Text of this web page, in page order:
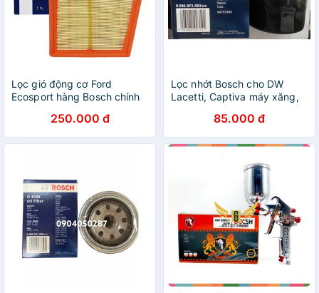
Lọc gió động cơ Ford
Ecosport hàng Bosch chính
250.000 đ
Lọc nhớt Bosch cho DW
Lacetti, Captiva máy xăng,
Vivant, ... 0986AF1083
85.000 đ